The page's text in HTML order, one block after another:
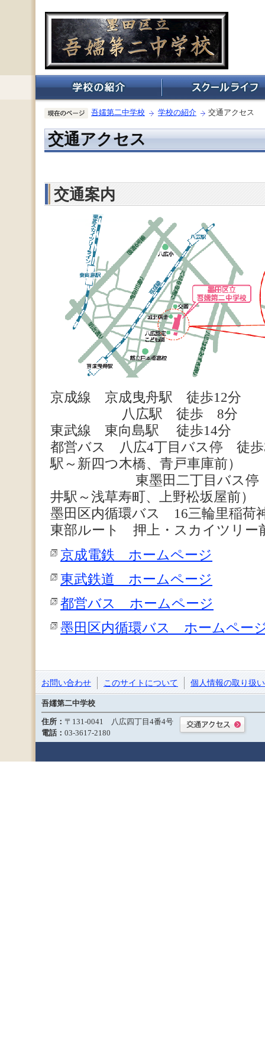
吾嬬第二中学校 学校の紹介 交通アクセス
交通アクセス
交通案内
京成線 京成曳舟駅 徒歩12分
八広駅 徒歩 8分
東武線 東向島駅 徒歩14分
都営バス 八広4丁目バス停 徒
駅～新四つ木橋、青戸車庫前）
東墨田二丁目バス停 徒
井駅～浅草寿町、上野松坂屋前）
墨田区内循環バス 16三輪里稲
東部ルート 押上・スカイツリー
京成電鉄 ホームページ
東武鉄道 ホームページ
都営バス ホームページ
墨田区内循環バス ホームペー
お問い合わせ このサイトについて 個人情報の取り扱い
吾嬬第二中学校
住所： 〒131-0041 八広四丁目4番4号
電話： 03-3617-2180